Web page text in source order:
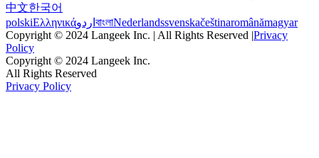
中文한국어
polskiΕλληνικάاردو বাংলাNederlandssvenskačeštinaromânămagyar
Copyright © 2024 Langeek Inc. | All Rights Reserved |Privacy
Policy
Copyright © 2024 Langeek Inc.
All Rights Reserved
Privacy Policy